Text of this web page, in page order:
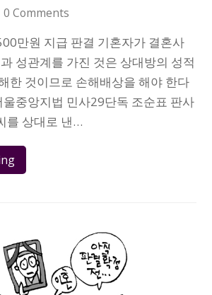
0 Comments
만원 지급 판결 기혼자가 결혼사
성관계를 가진 것은 상대방의 성적
한 것이므로 손해배상을 해야 한다
중앙지법 민사29단독 조순표 판사
를 상대로 낸…